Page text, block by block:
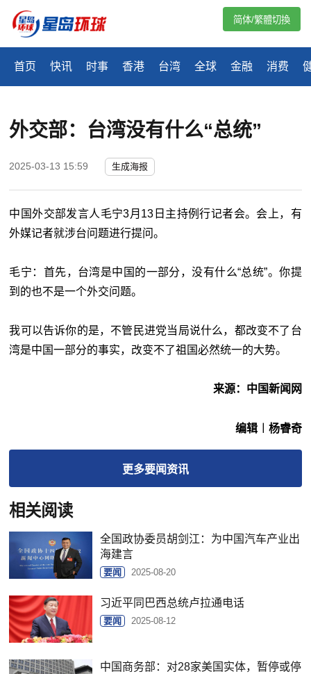
首页 快讯 时事 香港 台湾 全球 金融 消费
简体/繁體切換
外交部：台湾没有什么“总统”
2025-03-13 15:59 生成海报
中国外交部发言人毛宁3月13日主持例行记者会。会上，有
外媒记者就涉台问题进行提问。
毛宁：首先，台湾是中国的一部分，没有什么“总统”。你提
到的也不是一个外交问题。
我可以告诉你的是，不管民进党当局说什么，都改变不了台
湾是中国一部分的事实，改变不了祖国必然统一的大势。
来源：中国新闻网
编辑︱杨睿奇
更多要闻资讯
相关阅读
全国政协委员胡剑江：为中国汽车产业出
海建言
要闻 2025-08-20
习近平同巴西总统卢拉通电话
要闻 2025-08-12
中国商务部：对28家美国实体，暂停或停